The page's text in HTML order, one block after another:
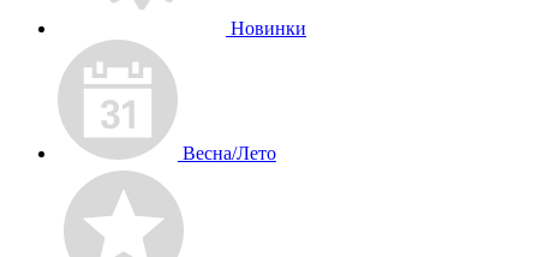
Новинки
Весна/Лето